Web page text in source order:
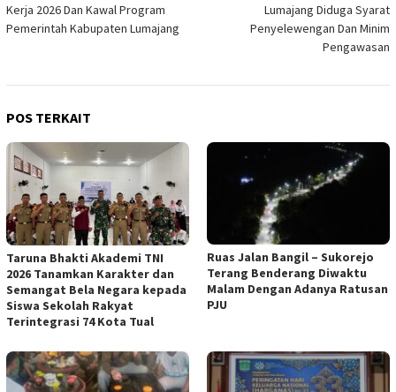
Kerja 2026 Dan Kawal Program
Pemerintah Kabupaten Lumajang
Lumajang Diduga Syarat
Penyelewengan Dan Minim
Pengawasan
POS TERKAIT
Taruna Bhakti Akademi TNI
2026 Tanamkan Karakter dan
Semangat Bela Negara kepada
Siswa Sekolah Rakyat
Terintegrasi 74 Kota Tual
Ruas Jalan Bangil – Sukorejo
Terang Benderang Diwaktu
Malam Dengan Adanya Ratusan
PJU